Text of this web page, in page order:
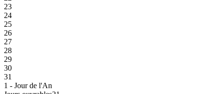
23
24
25
26
27
28
29
30
31
1 - Jour de l'An